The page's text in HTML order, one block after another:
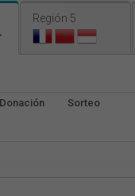
Región 5
Donación Sorteo